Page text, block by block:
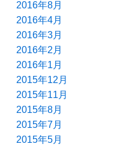
2016年8月
2016年4月
2016年3月
2016年2月
2016年1月
2015年12月
2015年11月
2015年8月
2015年7月
2015年5月